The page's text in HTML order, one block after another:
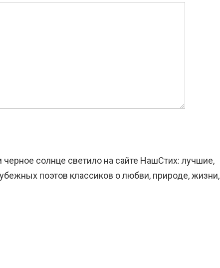
солнце светило на сайте НашСтих: лучшие,
поэтов классиков о любви, природе, жизни,